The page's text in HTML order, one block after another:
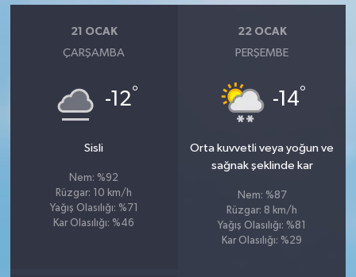
21 OCAK
ÇARŞAMBA
-12°
Sisli
Nem: %92
Rüzgar: 10 km/h
Yağış Olasılığı: %71
Kar Olasılığı: %46
22 OCAK
PERŞEMBE
-14°
Orta kuvvetli veya yoğun ve
sağnak şeklinde kar
Nem: %87
Rüzgar: 8 km/h
Yağış Olasılığı: %81
Kar Olasılığı: %29